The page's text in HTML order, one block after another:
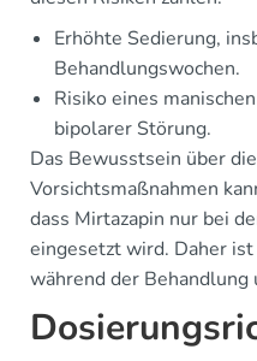
Erhöhte Sedierung,
Behandlungswochen.
Risiko eines
bipolarer Störung.
Das Bewusstsein über
Vorsichtsmaßnahmen
dass Mirtazapin nur bei
eingesetzt wird. Daher
während der Behandlung